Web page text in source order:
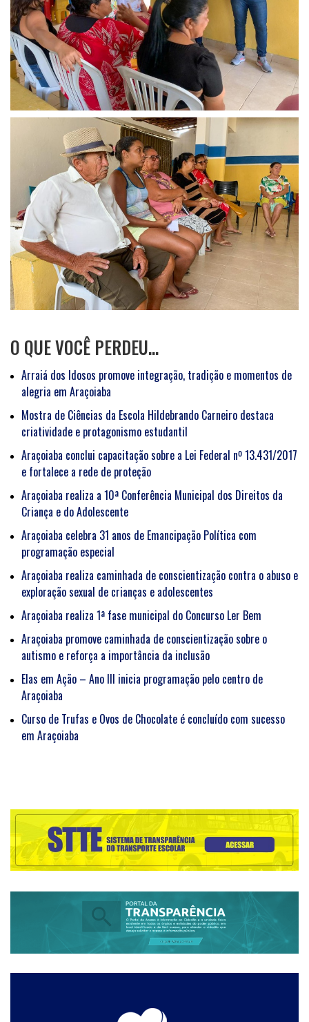
O QUE VOCÊ PERDEU…
Arraiá dos Idosos promove integração, tradição e momentos de
alegria em Araçoiaba
Mostra de Ciências da Escola Hildebrando Carneiro destaca
criatividade e protagonismo estudantil
Araçoiaba conclui capacitação sobre a Lei Federal nº 13.431/2017
e fortalece a rede de proteção
Araçoiaba realiza a 10ª Conferência Municipal dos Direitos da
Criança e do Adolescente
Araçoiaba celebra 31 anos de Emancipação Política com
programação especial
Araçoiaba realiza caminhada de conscientização contra o abuso e
exploração sexual de crianças e adolescentes
Araçoiaba realiza 1ª fase municipal do Concurso Ler Bem
Araçoiaba promove caminhada de conscientização sobre o
autismo e reforça a importância da inclusão
Elas em Ação – Ano III inicia programação pelo centro de
Araçoiaba
Curso de Trufas e Ovos de Chocolate é concluído com sucesso
em Araçoiaba